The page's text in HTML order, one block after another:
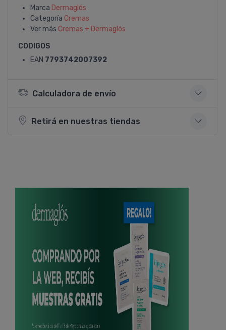
Marca Dermaglós
Categoría Cremas
Ver más Cremas + Dermaglós
CODIGOS
EAN 7793742007392
Calculadora de envío
Retirá en nuestras tiendas